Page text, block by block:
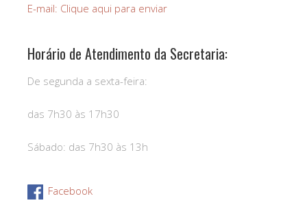
E-mail: Clique aqui para enviar
Horário de Atendimento da Secretaria:
De segunda a sexta-feira:
das 7h30 às 17h30
Sábado: das 7h30 às 13h
Facebook